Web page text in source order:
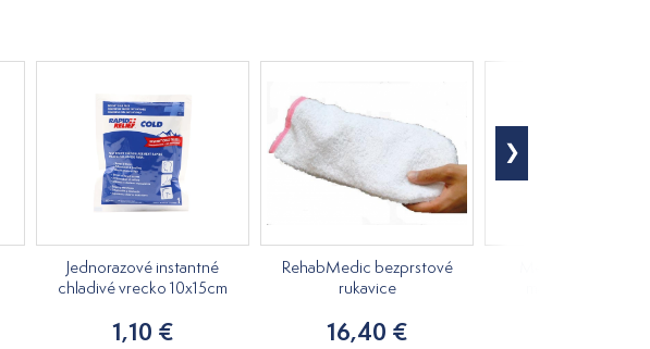
Jednorazové instantné
chladivé vrecko 10x15cm
1,10 €
RehabMedic bezprstové
rukavice
16,40 €